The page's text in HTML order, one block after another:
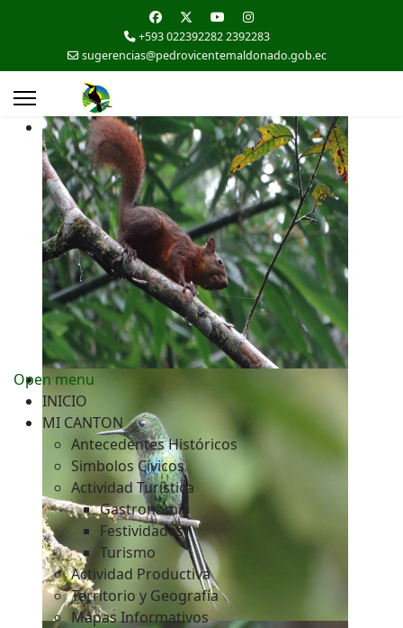
+593 022392282 2392283
sugerencias@pedrovicentemaldonado.gob.ec
Open menu
INICIO
MI CANTON
Antecedentes Históricos
Simbolos Cívicos
Actividad Turística
Gastronomía
Festividades
Turismo
Actividad Productiva
Territorio y Geografía
Mapas Informativos